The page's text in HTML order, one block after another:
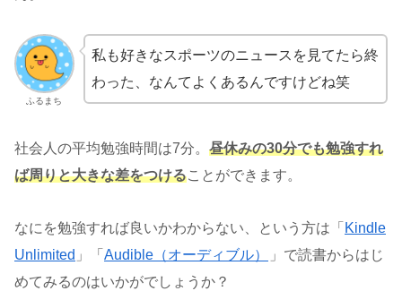
ふるまち
私も好きなスポーツのニュースを見てたら終
わった、なんてよくあるんですけどね笑
社会人の平均勉強時間は7分。 昼休みの30分でも勉強すれ
ば周りと大きな差をつけることができます。
なにを勉強すれば良いかわからない、という方は「 Kindle
Unlimited 」「 Audible（オーディブル）
」で読書からはじ
めてみるのはいかがでしょうか？